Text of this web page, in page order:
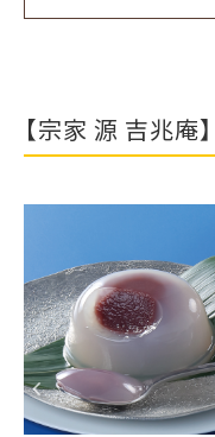
【宗家 源 吉兆庵